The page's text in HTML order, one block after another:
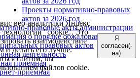
Проекты нормативно-правовых
актов за 2026 год
правовые акты администрации
о порядке обжалования
правовых актов
деятельность
приемная
приёмная
веб-аналитики Яндекс
"cookie". Это
взаимодействие
и делать его лучше.
сайтом, вы
файлов cookie.
Я
согласен(-
на)